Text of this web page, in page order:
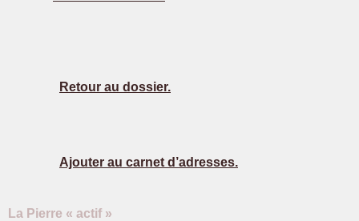
Retour au dossier.
Ajouter au carnet d’adresses.
La Pierre « actif »